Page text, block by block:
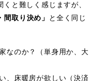
くと難しく感じますが、
間取り決め」
と全く同じ
なのか？（単身用か、大
、床暖房が欲しい（決済